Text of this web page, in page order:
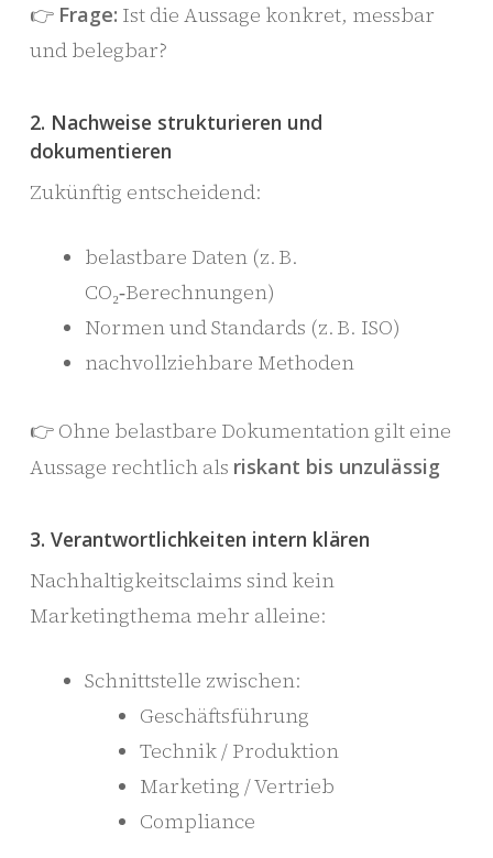
👉 Frage: Ist die Aussage konkret, messbar
und belegbar?
2. Nachweise strukturieren und
dokumentieren
Zukünftig entscheidend:
belastbare Daten (z. B.
CO₂‑Berechnungen)
Normen und Standards (z. B. ISO)
nachvollziehbare Methoden
👉 Ohne belastbare Dokumentation gilt eine
Aussage rechtlich als riskant bis unzulässig
3. Verantwortlichkeiten intern klären
Nachhaltigkeitsclaims sind kein
Marketingthema mehr alleine:
Schnittstelle zwischen:
Geschäftsführung
Technik / Produktion
Marketing / Vertrieb
Compliance